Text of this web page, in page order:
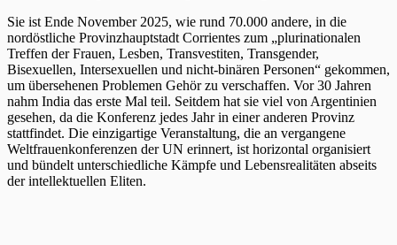
Sie ist Ende November 2025, wie rund 70.000 andere, in die
nordöstliche Provinzhauptstadt Corrientes zum „plurinationalen
Treffen der Frauen, Lesben, Transvestiten, Transgender,
Bisexuellen, Intersexuellen und nicht-binären Personen“ gekommen,
um übersehenen Problemen Gehör zu verschaffen. Vor 30 Jahren
nahm India das erste Mal teil. Seitdem hat sie viel von Argentinien
gesehen, da die Konferenz jedes Jahr in einer anderen Provinz
stattfindet. Die einzigartige Veranstaltung, die an vergangene
Weltfrauenkonferenzen der UN erinnert, ist horizontal organisiert
und bündelt unterschiedliche Kämpfe und Lebensrealitäten abseits
der intellektuellen Eliten.